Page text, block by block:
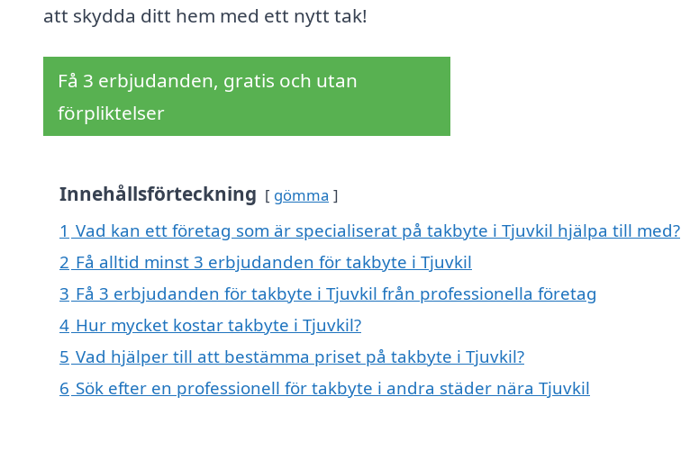
att skydda ditt hem med ett nytt tak!
Få 3 erbjudanden, gratis och utan
förpliktelser
Innehållsförteckning gömma
1 Vad kan ett företag som är specialiserat på takbyte i Tjuvkil hjälpa till med?
2 Få alltid minst 3 erbjudanden för takbyte i Tjuvkil
3 Få 3 erbjudanden för takbyte i Tjuvkil från professionella företag
4 Hur mycket kostar takbyte i Tjuvkil?
5 Vad hjälper till att bestämma priset på takbyte i Tjuvkil?
6 Sök efter en professionell för takbyte i andra städer nära Tjuvkil